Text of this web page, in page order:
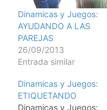
Dinamicas y Juegos:
AYUDANDO A LAS
PAREJAS
26/09/2013
Entrada similar
Dinamicas y Juegos:
ETIQUETANDO
Dinamicas y Juegos: